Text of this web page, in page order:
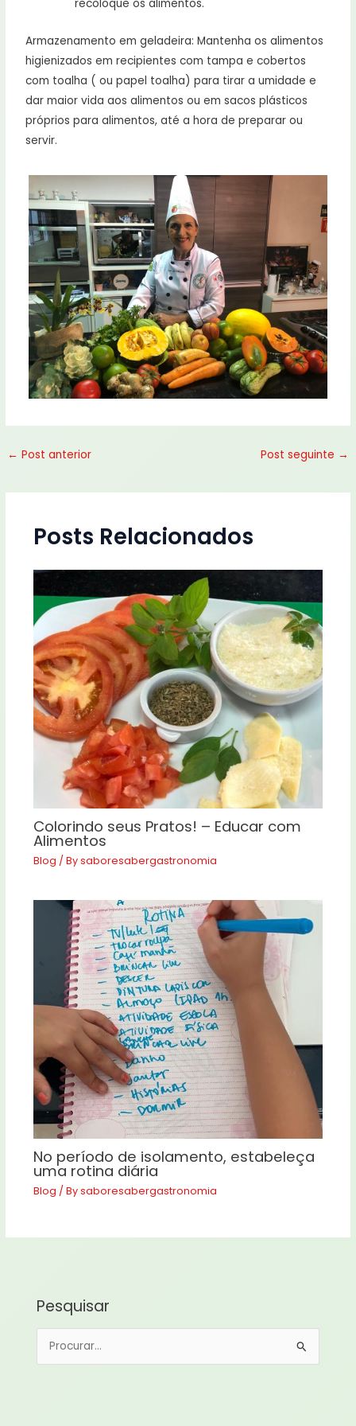
recoloque os alimentos.
Armazenamento em geladeira: Mantenha os alimentos
higienizados em recipientes com tampa e cobertos
com toalha ( ou papel toalha) para tirar a umidade e
dar maior vida aos alimentos ou em sacos plásticos
próprios para alimentos, até a hora de preparar ou
servir.
← Post anterior Post seguinte →
Posts Relacionados
Colorindo seus Pratos! – Educar com
Alimentos
Blog / Bysaboresabergastronomia
No período de isolamento, estabeleça
uma rotina diária
Blog / Bysaboresabergastronomia
Pesquisar